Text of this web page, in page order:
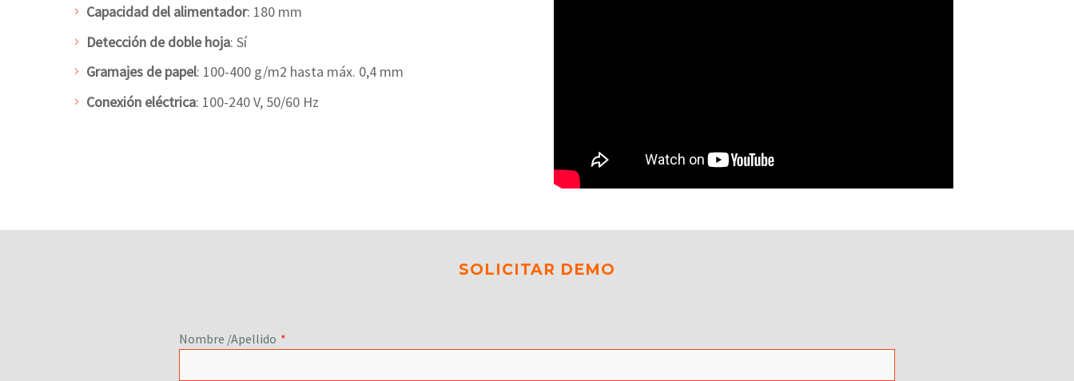
Capacidad del alimentador: 180 mm
Detección de doble hoja: Sí
Gramajes de papel: 100-400 g/m2 hasta máx. 0,4 mm
Conexión eléctrica: 100-240 V, 50/60 Hz
SOLICITAR DEMO
Nombre /Apellido *